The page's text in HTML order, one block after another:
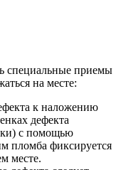
специальные приемы
на месте:
к наложению
дефекта
с помощью
пломба фиксируется
месте.